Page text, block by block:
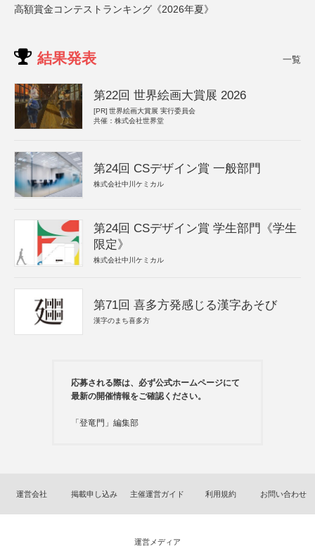
高額賞金コンテストランキング《2026年夏》
結果発表 一覧
第22回 世界絵画大賞展 2026
[PR] 世界絵画大賞展 実行委員会
共催：株式会社世界堂
第24回 CSデザイン賞 一般部門
株式会社中川ケミカル
第24回 CSデザイン賞 学生部門《学生
限定》
株式会社中川ケミカル
第71回 喜多方発感じる漢字あそび
漢字のまち喜多方
応募される際は、必ず公式ホームページにて
最新の開催情報をご確認ください。
「登竜門」編集部
運営会社 掲載申し込み 主催運営ガイド 利用規約 お問い合わせ
運営メディア